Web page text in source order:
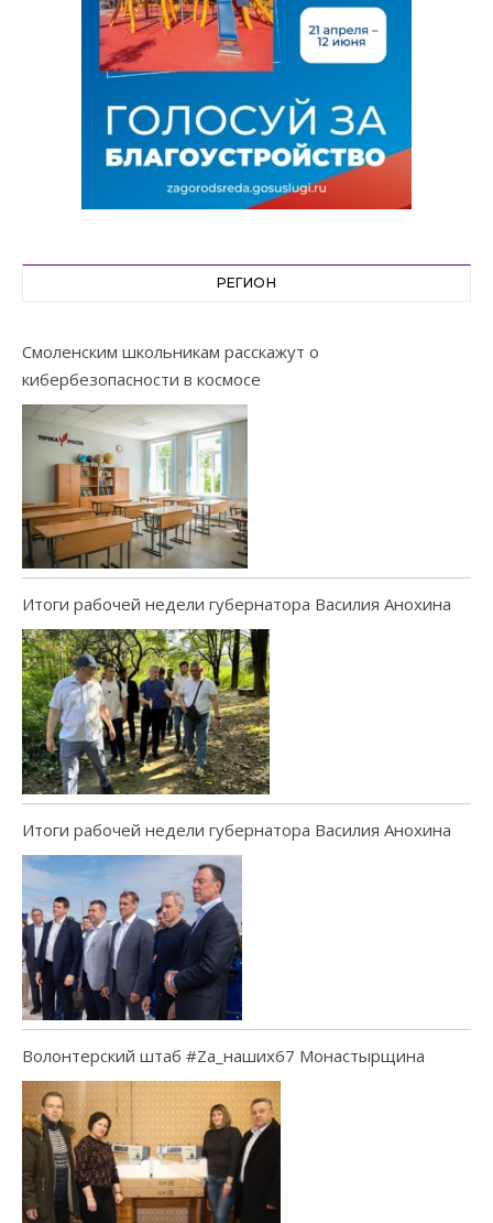
РЕГИОН
Смоленским школьникам расскажут о
кибербезопасности в космосе
Итоги рабочей недели губернатора Василия Анохина
Итоги рабочей недели губернатора Василия Анохина
Волонтерский штаб #Za_наших67 Монастырщина